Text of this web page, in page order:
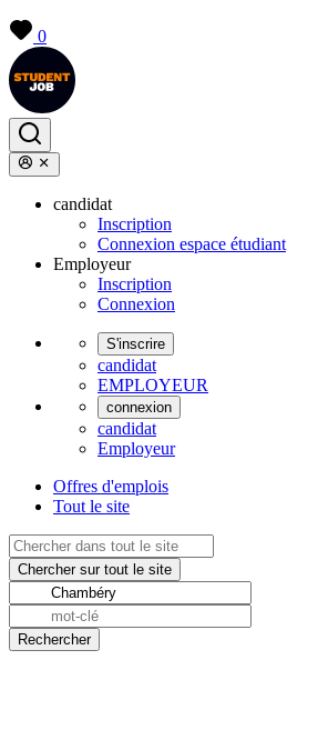
0
candidat
Inscription
Connexion espace étudiant
Employeur
Inscription
Connexion
S'inscrire
candidat
EMPLOYEUR
connexion
candidat
Employeur
Offres d'emplois
Tout le site